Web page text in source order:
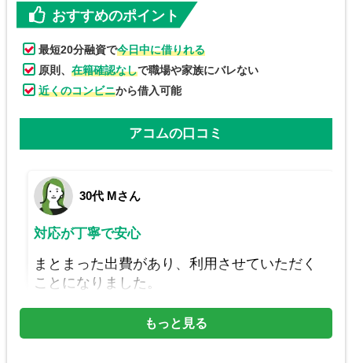
おすすめのポイント
最短20分融資で今日中に借りれる
原則、 在籍確認なしで職場や家族にバレない
近くのコンビニから借入可能
アコムの口コミ
30代 Mさん
対応が丁寧で安心
まとまった出費があり、利用させていただく
ことになりました。
にサポートしてもらえるところが魅力だと思
いました。
もっと見る